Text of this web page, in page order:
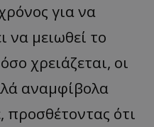
για να
να μειωθεί το
χρειάζεται, οι
αναμφίβολα
προσθέτοντας ότι